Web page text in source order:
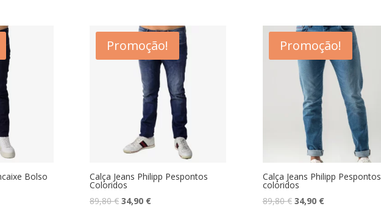
é:
22,90 €.
era:
99,00 €.
é:
39,80 €.
Bolso
Promoção!
Calça Jeans Philipp Pespontos
Coloridos
89,80€ O
34,90 €O
Promoção!
Calça Jeans Philipp Pespontos
coloridos
89,80€ O
34,90 €O